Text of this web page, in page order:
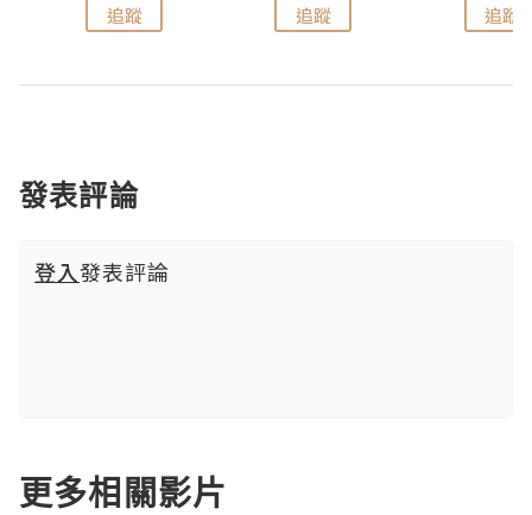
追蹤 追蹤 追蹤
發表評論
登入發表評論
更多相關影片